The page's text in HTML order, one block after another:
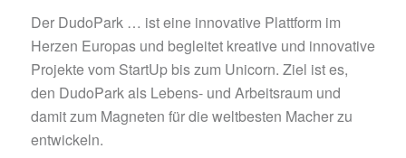
Der DudoPark … ist eine innovative Plattform im
Herzen Europas und begleitet kreative und innovative
Projekte vom StartUp bis zum Unicorn. Ziel ist es,
den DudoPark als Lebens- und Arbeitsraum und
damit zum Magneten für die weltbesten Macher zu
entwickeln.